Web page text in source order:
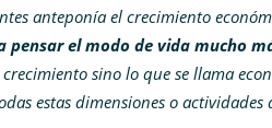
anteponía el crecimiento
pensar el modo de vida mucho
sino lo que se llama
estas dimensiones o